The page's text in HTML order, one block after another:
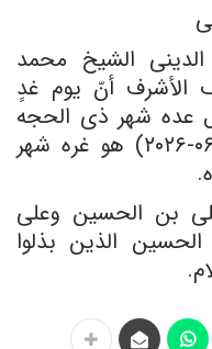
الشیخ محمد
الأشرف أنّ یوم غدٍ
٢٠٢۶) هو إکمال عده شهر ذی الحجه
الحرام، وأنّ یوم الأربعاء (١٧-٠۶-٢٠٢۶) هو غره شهر
بن الحسین وعلى
الذین بذلوا